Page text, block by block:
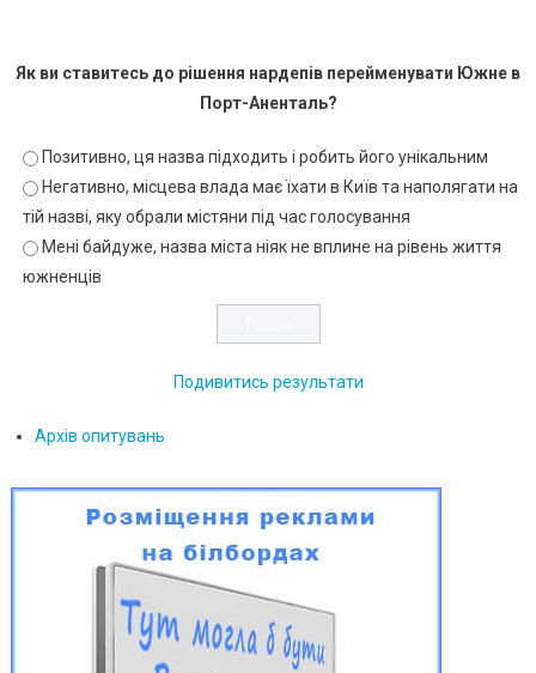
Як ви ставитесь до рішення нардепів перейменувати Южне в
Порт-Аненталь?
Позитивно, ця назва підходить і робить його унікальним
Негативно, місцева влада має їхати в Київ та наполягати на
тій назві, яку обрали містяни під час голосування
Мені байдуже, назва міста ніяк не вплине на рівень життя
южненців
Подивитись результати
Архів опитувань